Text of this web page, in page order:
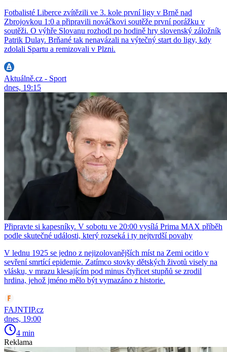
Fotbalisté Liberce zvítězili ve 3. kole první ligy v Brně nad
Zbrojovkou 1:0 a připravili nováčkovi soutěže první porážku v
soutěži. O výhře Slovanu rozhodl po hodině hry slovenský záložník
Patrik Dulay. Brňané tak nenavázali na výtečný start do ligy, kdy
zdolali Spartu a remizovali v Plzni.
Aktuálně.cz - Sport
dnes, 19:15
Připravte si kapesníky. V sobotu ve 20:00 vysílá Prima MAX příběh
podle skutečné události, který rozseká i ty nejtvrdší povahy
V lednu 1925 se jedno z nejizolovanějších míst na Zemi ocitlo v
sevření smrtící epidemie. Zatímco stovky dětských životů visely na
vlásku, v mrazu klesajícím pod minus čtyřicet stupňů se zrodil
hrdina, jehož jméno mělo být vymazáno z historie.
FAJNTIP.cz
dnes, 19:00
4 min
Reklama